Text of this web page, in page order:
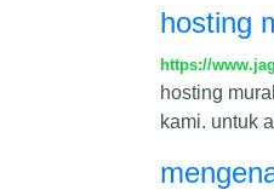
hosting
https://
hosting
kami. untuk